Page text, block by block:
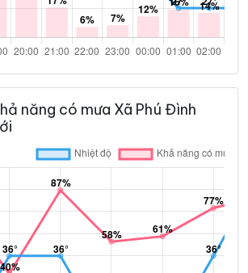
năng có mưa Xã Phú Đình